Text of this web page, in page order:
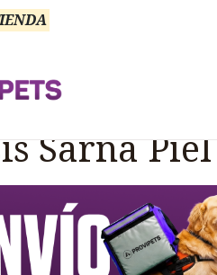
Sarna Piel Perros
Nf
Sarna